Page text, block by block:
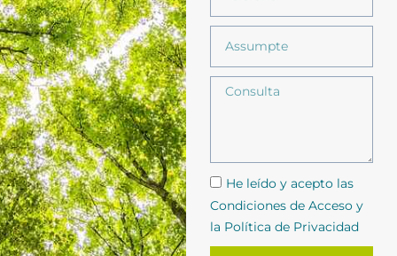
He leído y acepto las
Condiciones de Acceso y
la Política de Privacidad